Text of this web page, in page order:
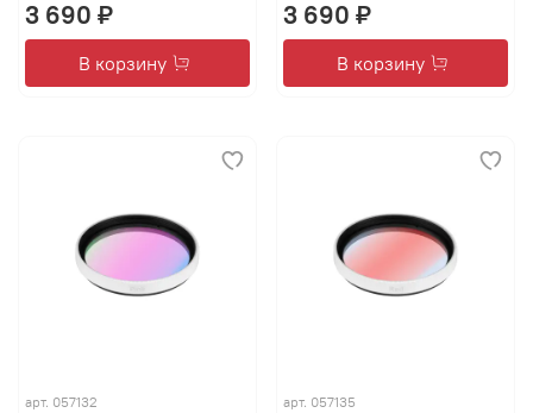
3 690 ₽
В корзину
3 690 ₽
В корзину
арт. 057132 арт. 057135